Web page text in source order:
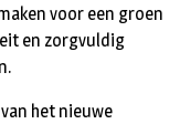
voor een groen
en zorgvuldig
het nieuwe